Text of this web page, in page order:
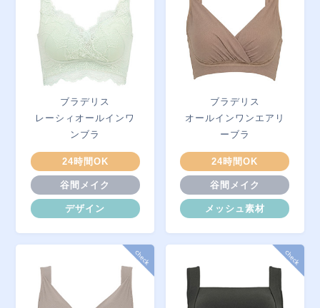
ブラデリス
レーシィオールインワ
ンブラ
24時間OK
谷間メイク
デザイン
ブラデリス
オールインワンエアリ
ーブラ
24時間OK
谷間メイク
メッシュ素材